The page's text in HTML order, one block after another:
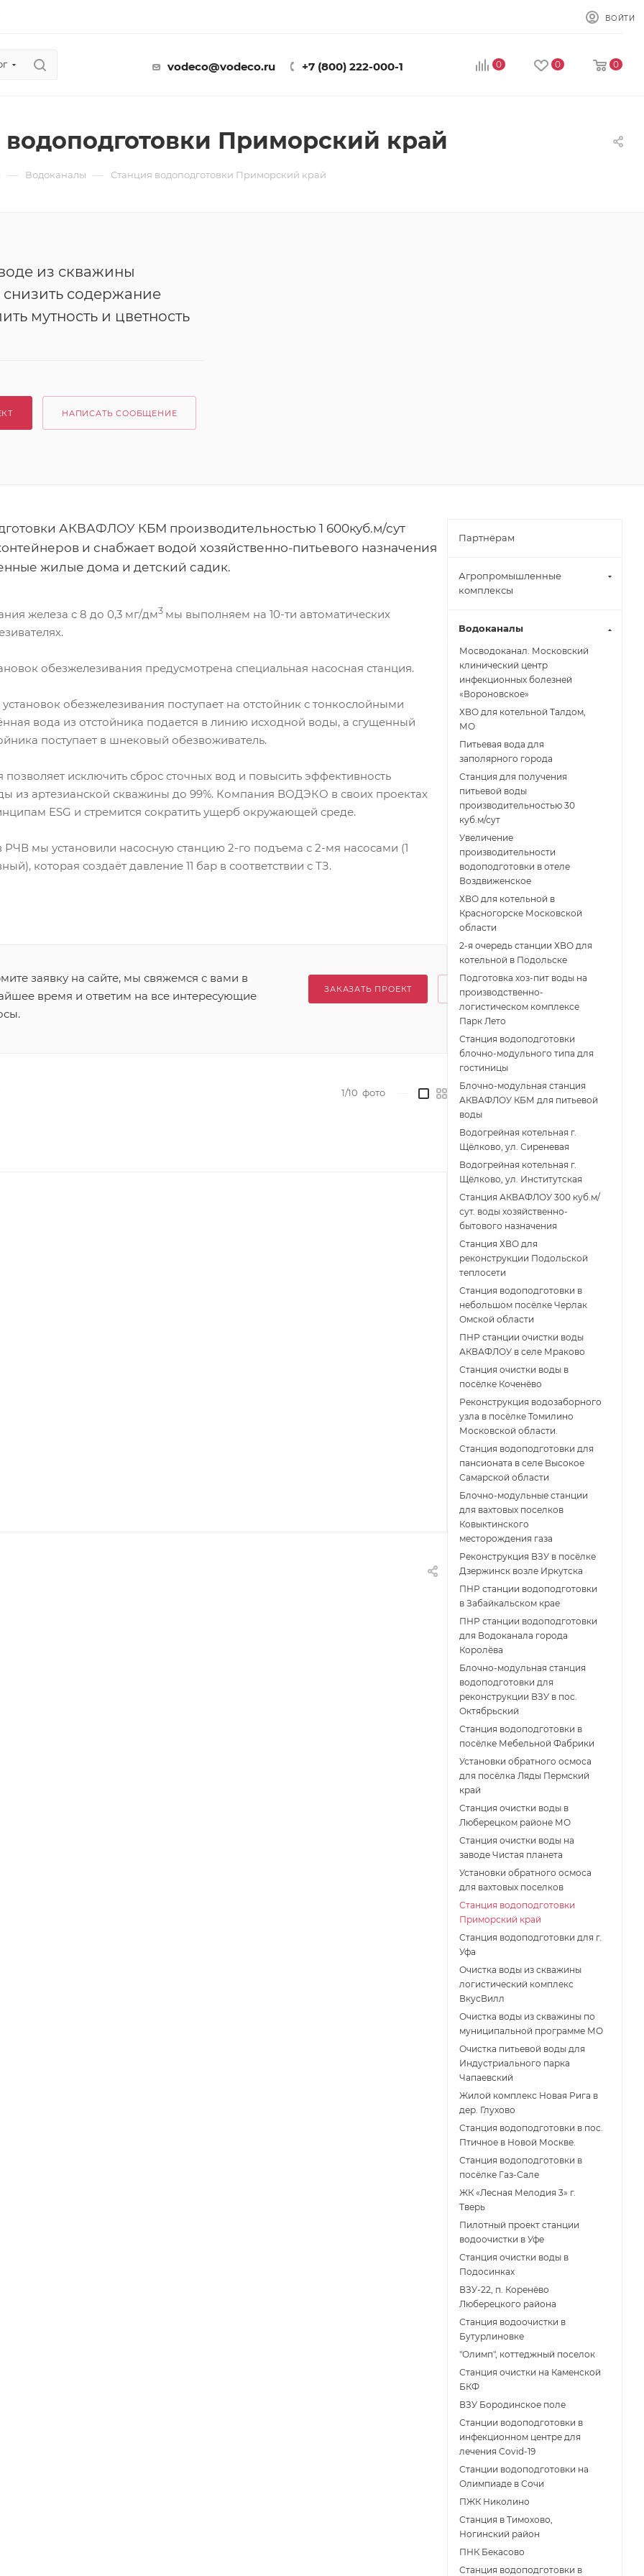
ВОЙТИ
vodeco@vodeco.ru +7 (800) 222-000-1 0 0 0
водоподготовки Приморский край
— Водоканалы — Станция водоподготовки Приморский край
из скважины
содержание
мутность и цветность
НАПИСАТЬ СООБЩЕНИЕ
АКВАФЛОУ КБМ производительностью 1 600куб.м/сут
и снабжает водой хозяйственно-питьевого назначения
жилые дома и детский садик.
железа с 8 до 0,3 мг/дм3 мы выполняем на 10-ти автоматических
обезжелезивания предусмотрена специальная насосная станция.
обезжелезивания поступает на отстойник с тонкослойными
вода из отстойника подается в линию исходной воды, а сгущенный
поступает в шнековый обезвоживатель.
позволяет исключить сброс сточных вод и повысить эффективность
из артезианской скважины до 99%. Компания ВОДЭКО в своих проектах
ESG и стремится сократить ущерб окружающей среде.
мы установили насосную станцию 2-го подъема с 2-мя насосами (1
которая создаёт давление 11 бар в соответствии с ТЗ.
заявку на сайте, мы свяжемся с вами в
время и ответим на все интересующие
ЗАКАЗАТЬ ПРОЕКТ
1/10 фото
Партнёрам
Агропромышленные
комплексы
Водоканалы
Мосводоканал. Московский
клинический центр
инфекционных болезней
«Вороновское»
ХВО для котельной Талдом,
МО
Питьевая вода для
заполярного города
Станция для получения
питьевой воды
производительностью 30
куб.м/сут
Увеличение
производительности
водоподготовки в отеле
Воздвиженское
ХВО для котельной в
Красногорске Московской
области
2-я очередь станции ХВО для
котельной в Подольске
Подготовка хоз-пит воды на
производственно-
логистическом комплексе
Парк Лето
Станция водоподготовки
блочно-модульного типа для
гостиницы
Блочно-модульная станция
АКВАФЛОУ КБМ для питьевой
воды
Водогрейная котельная г.
Щёлково, ул. Сиреневая
Водогрейная котельная г.
Щёлково, ул. Институтская
Станция АКВАФЛОУ 300 куб.м/
сут. воды хозяйственно-
бытового назначения
Станция ХВО для
реконструкции Подольской
теплосети
Станция водоподготовки в
небольшом посёлке Черлак
Омской области
ПНР станции очистки воды
АКВАФЛОУ в селе Мраково
Станция очистки воды в
посёлке Коченёво
Реконструкция водозаборного
узла в посёлке Томилино
Московской области.
Станция водоподготовки для
пансионата в селе Высокое
Самарской области
Блочно-модульные станции
для вахтовых поселков
Ковыктинского
месторождения газа
Реконструкция ВЗУ в посёлке
Дзержинск возле Иркутска
ПНР станции водоподготовки
в Забайкальском крае
ПНР станции водоподготовки
для Водоканала города
Королёва
Блочно-модульная станция
водоподготовки для
реконструкции ВЗУ в пос.
Октябрьский
Станция водоподготовки в
посёлке Мебельной Фабрики
Установки обратного осмоса
для посёлка Ляды Пермский
край
Станция очистки воды в
Люберецком районе МО
Станция очистки воды на
заводе Чистая планета
Установки обратного осмоса
для вахтовых поселков
Станция водоподготовки
Приморский край
Станция водоподготовки для г.
Уфа
Очистка воды из скважины
логистический комплекс
ВкусВилл
Очистка воды из скважины по
муниципальной программе МО
Очистка питьевой воды для
Индустриального парка
Чапаевский
Жилой комплекс Новая Рига в
дер. Глухово
Станция водоподготовки в пос.
Птичное в Новой Москве.
Станция водоподготовки в
поcёлке Газ-Сале
ЖК «Лесная Мелодия 3» г.
Тверь
Пилотный проект станции
водоочистки в Уфе
Станция очистки воды в
Подосинках
ВЗУ-22, п. Коренёво
Люберецкого района
Станция водоочистки в
Бутурлиновке
"Олимп", коттеджный поселок
Станция очистки на Каменской
БКФ
ВЗУ Бородинское поле
Станции водоподготовки в
инфекционном центре для
лечения Covid-19
Станции водоподготовки на
Олимпиаде в Сочи
ПЖК Николино
Станция в Тимохово,
Ногинский район
ПНК Бекасово
Станция водоподготовки в